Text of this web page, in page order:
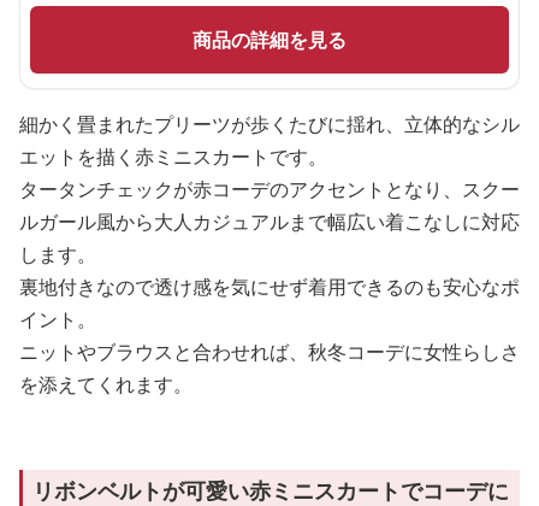
商品の詳細を見る
細かく畳まれたプリーツが歩くたびに揺れ、立体的なシル
エットを描く赤ミニスカートです。
タータンチェックが赤コーデのアクセントとなり、スクー
ルガール風から大人カジュアルまで幅広い着こなしに対応
します。
裏地付きなので透け感を気にせず着用できるのも安心なポ
イント。
ニットやブラウスと合わせれば、秋冬コーデに女性らしさ
を添えてくれます。
リボンベルトが可愛い赤ミニスカートでコーデに